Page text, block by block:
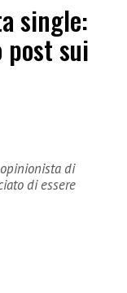
single:
post sui
di
di essere